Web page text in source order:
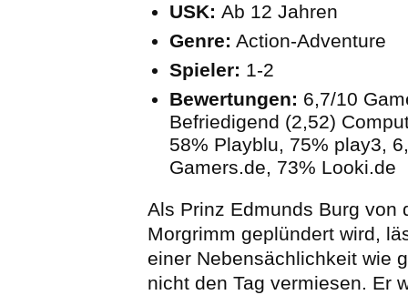
USK: Ab 12 Jahren
Genre: Action-Adventure
Spieler: 1-2
Bewertungen: 6,7/10
Befriedigend (2,52)
58% Playblu, 75% play3,
Gamers.de, 73% Looki.de
Als Prinz Edmunds Burg von
Morgrimm geplündert wird,
einer Nebensächlichkeit wie
nicht den Tag vermiesen. Er